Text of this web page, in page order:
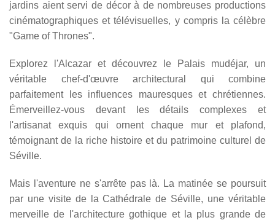
jardins aient servi de décor à de nombreuses productions
cinématographiques et télévisuelles, y compris la célèbre
"Game of Thrones".
Explorez l'Alcazar et découvrez le Palais mudéjar, un
véritable chef-d'œuvre architectural qui combine
parfaitement les influences mauresques et chrétiennes.
Émerveillez-vous devant les détails complexes et
l'artisanat exquis qui ornent chaque mur et plafond,
témoignant de la riche histoire et du patrimoine culturel de
Séville.
Mais l'aventure ne s'arrête pas là. La matinée se poursuit
par une visite de la Cathédrale de Séville, une véritable
merveille de l'architecture gothique et la plus grande de